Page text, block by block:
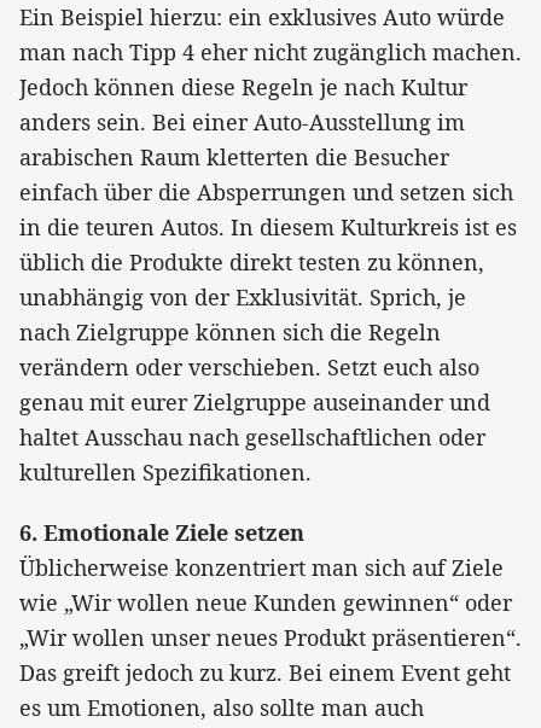
Ein Beispiel hierzu: ein exklusives Auto würde
man nach Tipp 4 eher nicht zugänglich machen.
Jedoch können diese Regeln je nach Kultur
anders sein. Bei einer Auto-Ausstellung im
arabischen Raum kletterten die Besucher
einfach über die Absperrungen und setzen sich
in die teuren Autos. In diesem Kulturkreis ist es
üblich die Produkte direkt testen zu können,
unabhängig von der Exklusivität. Sprich, je
nach Zielgruppe können sich die Regeln
verändern oder verschieben. Setzt euch also
genau mit eurer Zielgruppe auseinander und
haltet Ausschau nach gesellschaftlichen oder
kulturellen Spezifikationen.
6. Emotionale Ziele setzen
Üblicherweise konzentriert man sich auf Ziele
wie „Wir wollen neue Kunden gewinnen“ oder
„Wir wollen unser neues Produkt präsentieren“.
Das greift jedoch zu kurz. Bei einem Event geht
es um Emotionen, also sollte man auch